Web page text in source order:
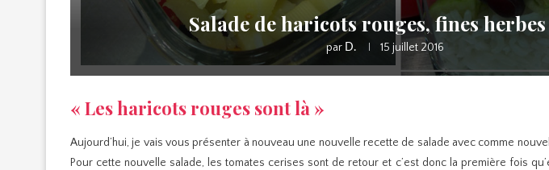
Salade de haricots rouges, fines herbes
par D. 15 juillet 2016
« Les haricots rouges sont là »
Aujourd’hui, je vais vous présenter à nouveau une nouvelle recette de salade avec comme
Pour cette nouvelle salade, les tomates cerises sont de retour et c’est donc la première fois